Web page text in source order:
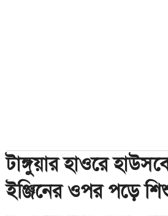
টাঙ্গুয়ার হাওরে
ইঞ্জিনের ওপর পড়ে